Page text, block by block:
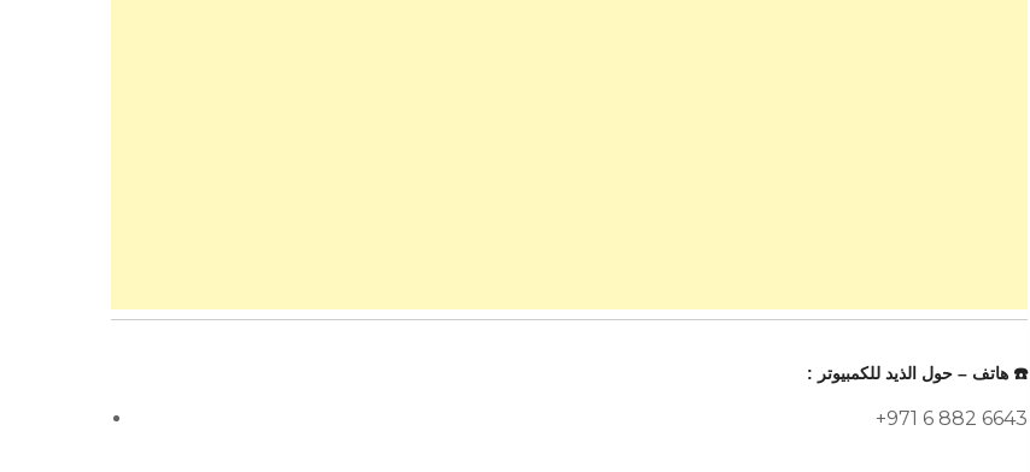
☎️ هاتف – حول الذيد للكمبيوتر :
+971 6 882 6643